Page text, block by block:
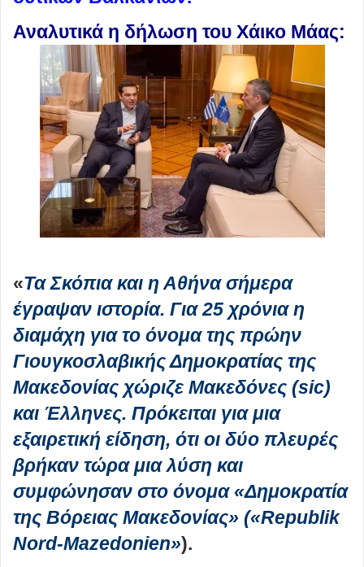
Αναλυτικά η δήλωση του Χάικο Μάας:
«Τα Σκόπια και η Αθήνα σήμερα
έγραψαν ιστορία. Για 25 χρόνια η
διαμάχη για το όνομα της πρώην
Γιουγκοσλαβικής Δημοκρατίας της
Μακεδονίας χώριζε Μακεδόνες (sic)
και Έλληνες. Πρόκειται για μια
εξαιρετική είδηση, ότι οι δύο πλευρές
βρήκαν τώρα μια λύση και
συμφώνησαν στο όνομα «Δημοκρατία
της Βόρειας Μακεδονίας» («Republik
Nord-Mazedonien»).